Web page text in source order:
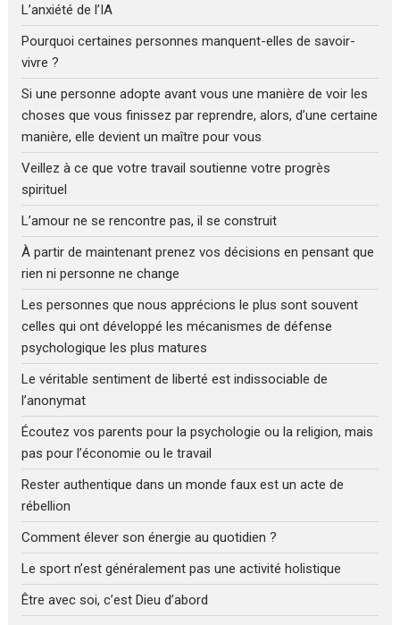
L’anxiété de l’IA
Pourquoi certaines personnes manquent-elles de savoir-
vivre ?
Si une personne adopte avant vous une manière de voir les
choses que vous finissez par reprendre, alors, d’une certaine
manière, elle devient un maître pour vous
Veillez à ce que votre travail soutienne votre progrès
spirituel
L’amour ne se rencontre pas, il se construit
À partir de maintenant prenez vos décisions en pensant que
rien ni personne ne change
Les personnes que nous apprécions le plus sont souvent
celles qui ont développé les mécanismes de défense
psychologique les plus matures
Le véritable sentiment de liberté est indissociable de
l’anonymat
Écoutez vos parents pour la psychologie ou la religion, mais
pas pour l’économie ou le travail
Rester authentique dans un monde faux est un acte de
rébellion
Comment élever son énergie au quotidien ?
Le sport n’est généralement pas une activité holistique
Être avec soi, c’est Dieu d’abord